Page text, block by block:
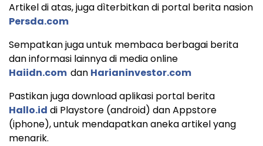
Artikel di atas, juga dìterbitkan di portal berita nasion
Persda.com
Sempatkan juga untuk membaca berbagai berita
dan informasi lainnya di media online
Haiidn.com dan Harianinvestor.com
Pastikan juga download aplikasi portal berita
Hallo.id di Playstore (android) dan Appstore
(iphone), untuk mendapatkan aneka artikel yang
menarik.